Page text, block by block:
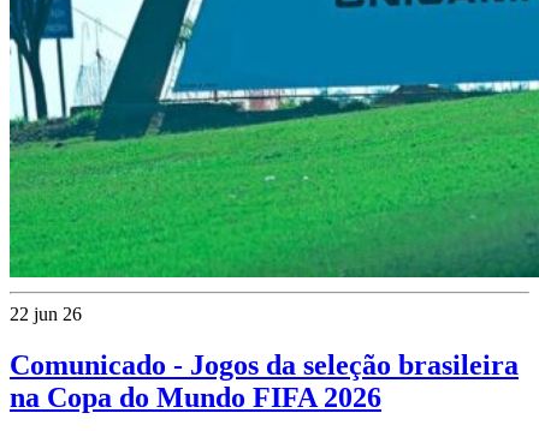
22 jun 26
Comunicado - Jogos da seleção brasileira
na Copa do Mundo FIFA 2026